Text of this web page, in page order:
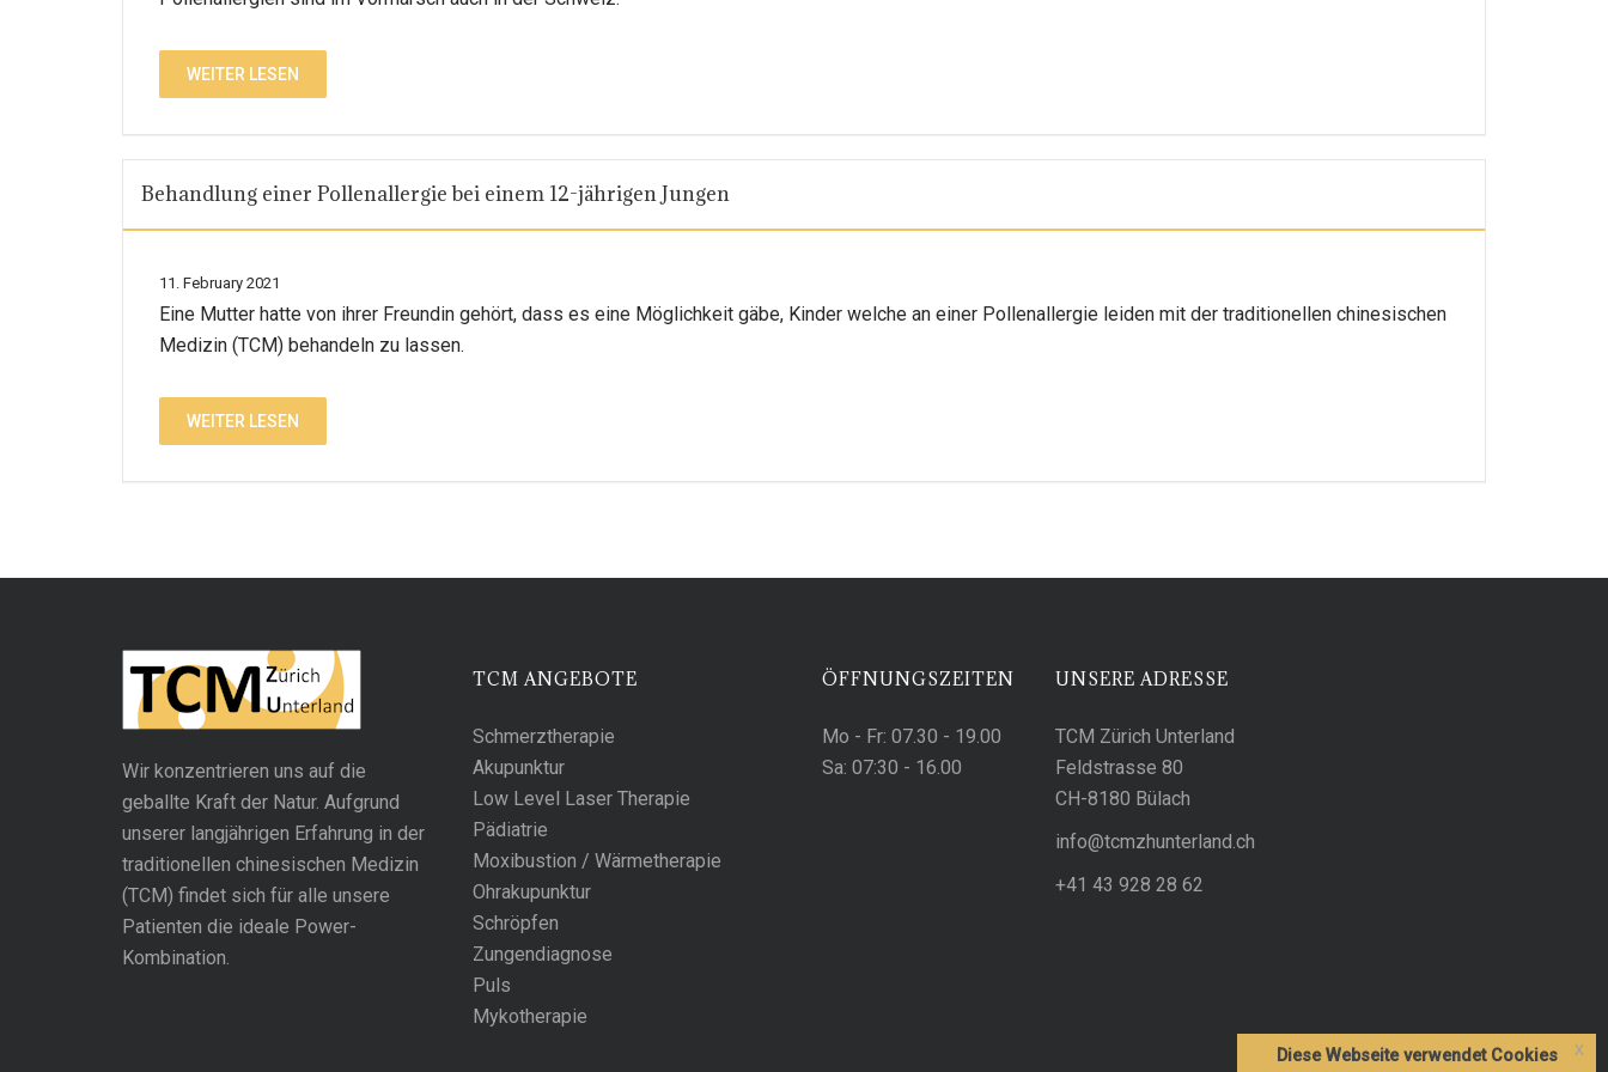
WEITER LESEN
Behandlung einer Pollenallergie bei einem 12-jährigen Jungen
11. February 2021
Eine Mutter hatte von ihrer Freundin gehört, dass es eine Möglichkeit gäbe, Kinder welche an einer Pollenallergie leiden mit der traditionellen chinesischen
Medizin (TCM) behandeln zu lassen.
WEITER LESEN
Wir konzentrieren uns auf die
geballte Kraft der Natur. Aufgrund
unserer langjährigen Erfahrung in der
traditionellen chinesischen Medizin
(TCM) findet sich für alle unsere
Patienten die ideale Power-
Kombination.
TCM ANGEBOTE
Schmerztherapie
Akupunktur
Low Level Laser Therapie
Pädiatrie
Moxibustion / Wärmetherapie
Ohrakupunktur
Schröpfen
Zungendiagnose
Puls
Mykotherapie
ÖFFNUNGSZEITEN
Mo - Fr: 07.30 - 19.00
Sa: 07:30 - 16.00
UNSERE ADRESSE
TCM Zürich Unterland
Feldstrasse 80
CH-8180 Bülach
hc.dnalretnuhzmct@ofni
+41 43 928 28 62
Diese Webseite verwendet Cookies x